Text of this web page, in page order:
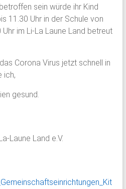
sein würde ihr Kind
11.30 Uhr in der Schule von
im Li-La Laune Land betreut
Corona Virus jetzt schnell in
ich,
gesund.
Laune Land e.V.